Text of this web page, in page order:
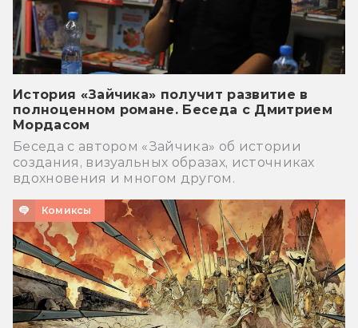
История «Зайчика» получит развитие в
полноценном романе. Беседа с Дмитрием
Мордасом
Беседа с автором «Зайчика» об истории
создания, визуальных образах, источниках
вдохновения и многом другом.
Комиксы